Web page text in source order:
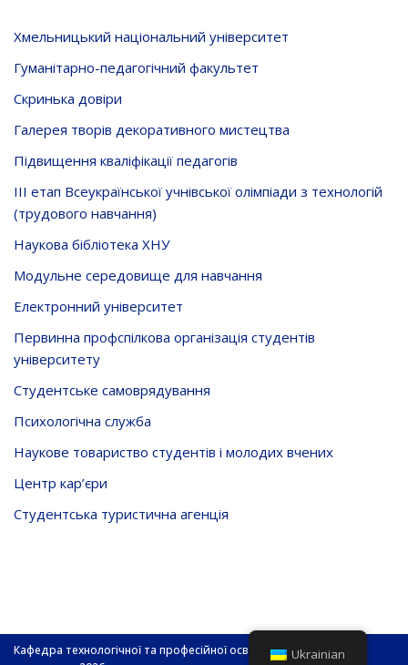
Хмельницький національний університет
Гуманітарно-педагогічний факультет
Скринька довiри
Галерея творів декоративного мистецтва
Підвищення кваліфікації педагогів
ІІІ етап Всеукраїнської учнівської олімпіади з технологій
(трудового навчання)
Наукова бібліотека ХНУ
Модульне середовище для навчання
Електронний університет
Первинна профспілкова організація студентів
університету
Студентське самоврядування
Психологічна служба
Наукове товариство студентів і молодих вчених
Центр кар’єри
Студентська туристична агенція
Кафедра технологічної та професійної освіти і декоративного
Ukrainian